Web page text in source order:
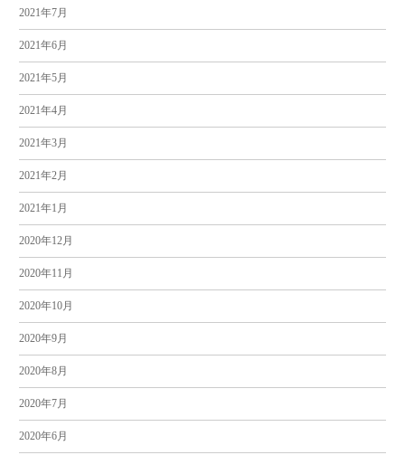
2021年7月
2021年6月
2021年5月
2021年4月
2021年3月
2021年2月
2021年1月
2020年12月
2020年11月
2020年10月
2020年9月
2020年8月
2020年7月
2020年6月